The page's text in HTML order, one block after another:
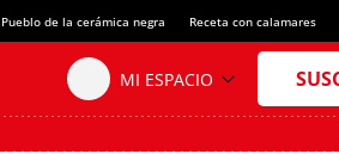
Pueblo de la cerámica negra Receta con calamares